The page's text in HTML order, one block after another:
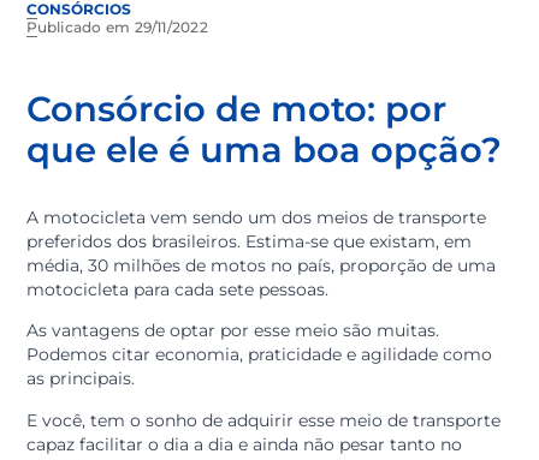
Publicado em 29/11/2022
Consórcio de moto: por
que ele é uma boa
A motocicleta vem sendo um dos meios de transporte
preferidos dos brasileiros. Estima-se que existam, em
média, 30 milhões de motos no país, proporção de
As vantagens de optar por esse meio são muitas.